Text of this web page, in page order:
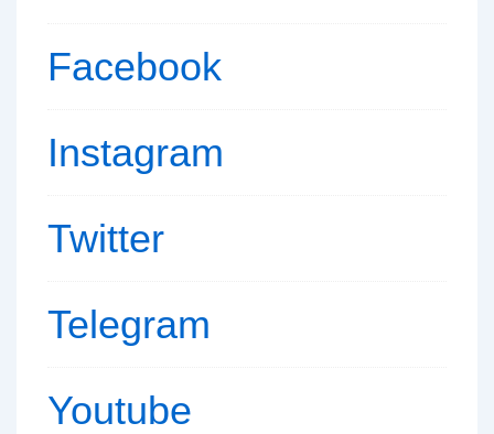
Facebook
Instagram
Twitter
Telegram
Youtube